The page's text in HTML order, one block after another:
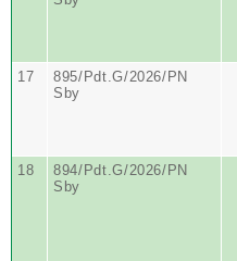
17
895/Pdt.G/2026/PN
Sby
18
894/Pdt.G/2026/PN
Sby